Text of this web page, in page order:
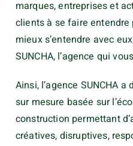
marques, entreprises et
clients à se faire
mieux s’entendre avec
SUNCHA, l’agence qui
Ainsi, l’agence SUNCHA
sur mesure basée sur
construction permettant
créatives, disruptives,